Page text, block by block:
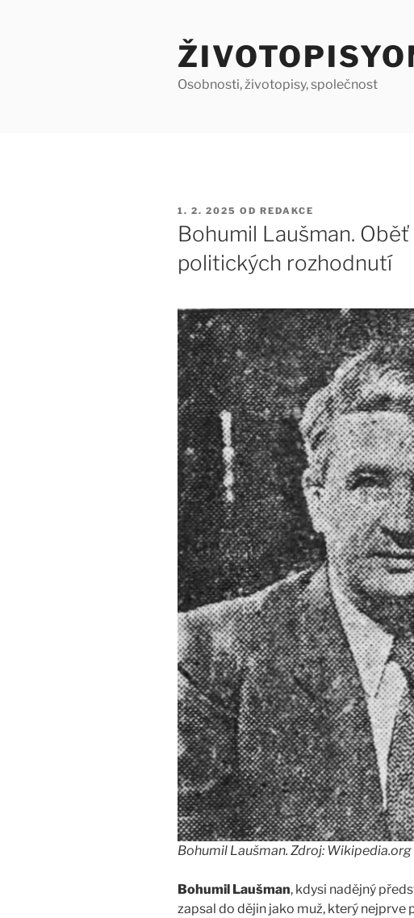
Osobnosti, životopisy, společnost
PUBLIKOVÁNO
1. 2. 2025 OD REDAKCE
Bohumil Laušman.
politických rozhodnutí
Bohumil Laušman. Zdroj: Wikipedia.org
Bohumil Laušman, kdysi nadějný
zapsal do dějin jako muž, který